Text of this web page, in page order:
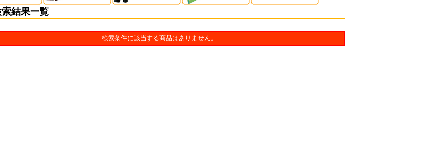
結果一覧
検索条件に該当する商品はありません。